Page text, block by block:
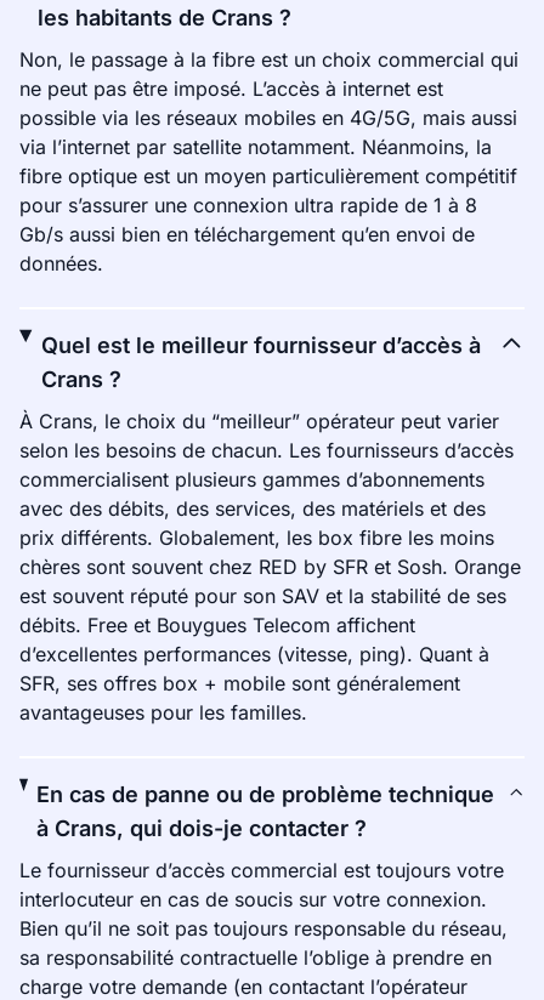
les habitants de Crans ?
Non, le passage à la fibre est un choix commercial qui
ne peut pas être imposé. L’accès à internet est
possible via les réseaux mobiles en 4G/5G, mais aussi
via l’internet par satellite notamment. Néanmoins, la
fibre optique est un moyen particulièrement compétitif
pour s’assurer une connexion ultra rapide de 1 à 8
Gb/s aussi bien en téléchargement qu’en envoi de
données.
Quel est le meilleur fournisseur d’accès à
Crans ?
À Crans, le choix du “meilleur” opérateur peut varier
selon les besoins de chacun. Les fournisseurs d’accès
commercialisent plusieurs gammes d’abonnements
avec des débits, des services, des matériels et des
prix différents. Globalement, les box fibre les moins
chères sont souvent chez RED by SFR et Sosh. Orange
est souvent réputé pour son SAV et la stabilité de ses
débits. Free et Bouygues Telecom affichent
d’excellentes performances (vitesse, ping). Quant à
SFR, ses offres box + mobile sont généralement
avantageuses pour les familles.
En cas de panne ou de problème technique
à Crans, qui dois-je contacter ?
Le fournisseur d’accès commercial est toujours votre
interlocuteur en cas de soucis sur votre connexion.
Bien qu’il ne soit pas toujours responsable du réseau,
sa responsabilité contractuelle l’oblige à prendre en
charge votre demande (en contactant l’opérateur